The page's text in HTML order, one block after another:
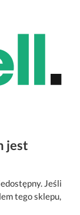
jest
Jeśli
tego sklepu,